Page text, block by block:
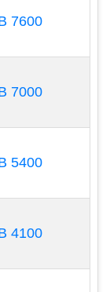
bị di
bộ truyền
khí cũng
các ứng
7600
7000
5400
4100